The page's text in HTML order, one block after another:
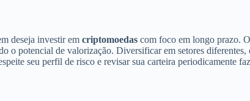
deseja investir em criptomoedas com foco em longo prazo.
o potencial de valorização. Diversificar em setores
seu perfil de risco e revisar sua carteira periodicamente